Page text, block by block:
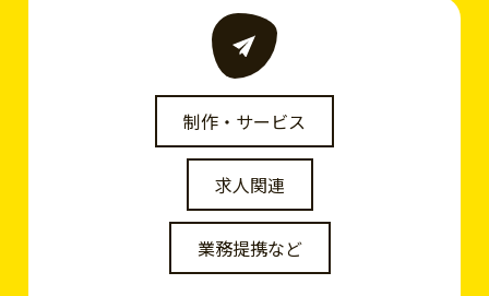
制作・サービス
求人関連
業務提携など